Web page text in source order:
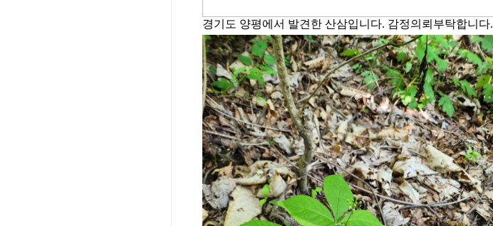
경기도 양평에서 발견한 산삼입니다. 감정의뢰부탁합니다.